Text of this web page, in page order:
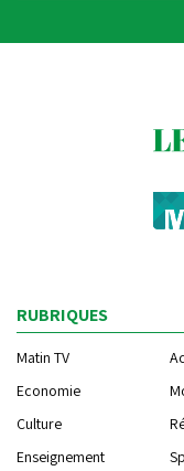
RUBRIQUES
Matin TV
Economie
Culture
Enseignement